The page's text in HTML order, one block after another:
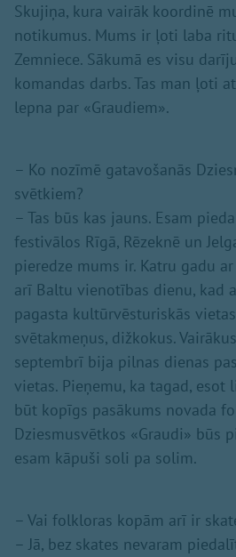
Skujiņa, kura vairāk koordinē
notikumus. Mums ir ļoti laba
Zemniece. Sākumā es visu
komandas darbs. Tas man ļoti
lepna par «Graudiem».
– Ko nozīmē gatavošanās
svētkiem?
– Tas būs kas jauns. Esam
festivālos Rīgā, Rēzeknē un
pieredze mums ir. Katru gadu
arī Baltu vienotības dienu, kad
pagasta kultūrvēsturiskās
svētakmeņus, dižkokus.
septembrī bija pilnas dienas
vietas. Pieņemu, ka tagad, esot
būt kopīgs pasākums novada
Dziesmusvētkos «Graudi» būs
esam kāpuši soli pa solim.
– Vai folkloras kopām arī ir
– Jā, bez skates nevaram